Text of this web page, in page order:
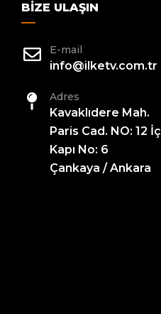
BIZE ULAŞIN
E-mail
info@ilketv.com.tr
Adres
Kavaklıdere Mah.
Paris Cad. NO: 12 İç
Kapı No: 6
Çankaya / Ankara